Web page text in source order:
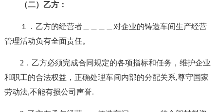
（二）乙方：
１．乙方的经营者＿＿＿＿对企业的铸造车间生产经营
管理活动负有全面责任。
2．乙方必须完成合同规定的各项指标和任务，维护企业
和职工的合法权益，正确处理车间内部的分配关系,尊守国家
劳动法,不能有损公司声誉.